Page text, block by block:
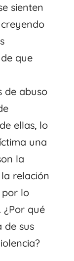
sienten
que
de abuso
ellas, lo
una
la
relación
lo
¿Por qué
sus